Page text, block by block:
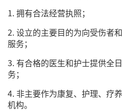
1. 拥有合法经营执照；
2. 设立的主要目的为向受伤者
服务；
3. 有合格的医生和护士提供全
务；
4. 非主要作为康复、护理、疗
机构。